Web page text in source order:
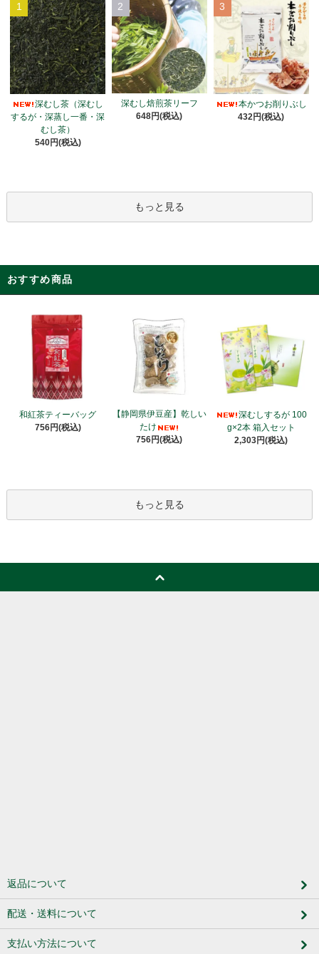
1
深むし茶（深むし
するが・深蒸し一番・深
むし茶）
540円(税込)
2
深むし焙煎茶リーフ
648円(税込)
3
本かつお削りぶし
432円(税込)
もっと見る
おすすめ商品
和紅茶ティーバッグ
756円(税込)
【静岡県伊豆産】乾しい
たけ
756円(税込)
深むしするが 100
g×2本 箱入セット
2,303円(税込)
もっと見る
返品について
配送・送料について
支払い方法について